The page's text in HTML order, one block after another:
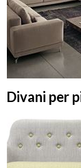
Divani per